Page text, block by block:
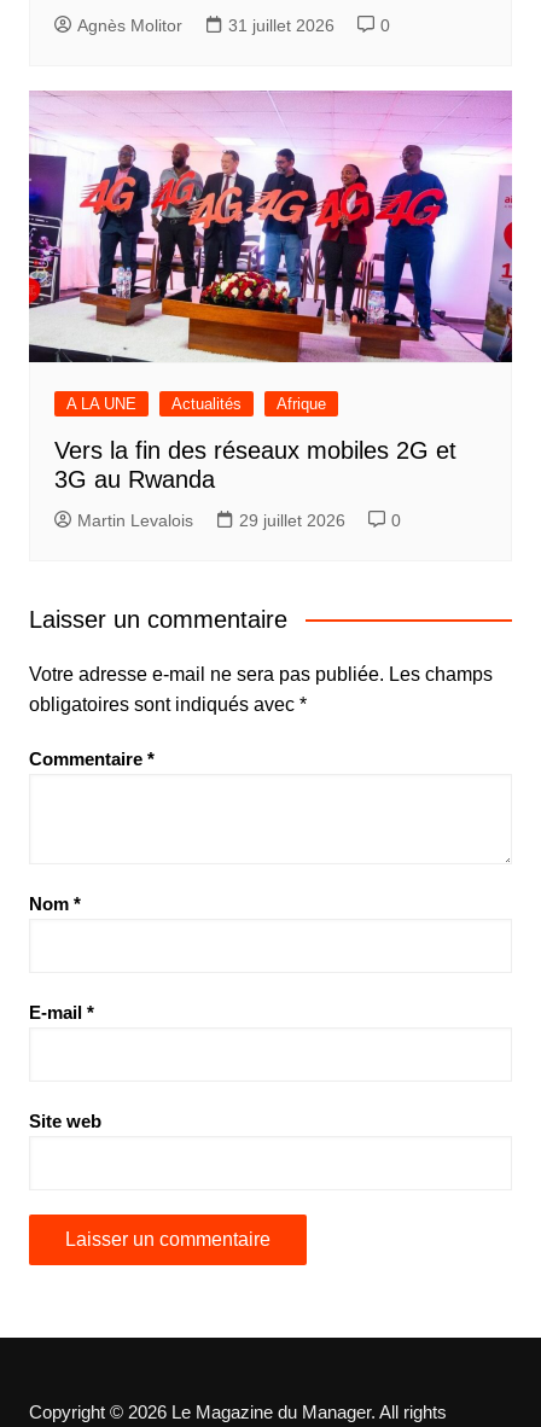
Agnès Molitor 31 juillet 2026 0
A LA UNE Actualités Afrique
Vers la fin des réseaux mobiles 2G et
3G au Rwanda
Martin Levalois 29 juillet 2026 0
Laisser un commentaire
Votre adresse e-mail ne sera pas publiée. Les champs
obligatoires sont indiqués avec *
Commentaire *
Nom *
E-mail *
Site web
Copyright © 2026 Le Magazine du Manager. All rights